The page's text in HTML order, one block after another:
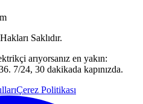
Saklıdır.
arıyorsanız en yakın:
7/24, 30 dakikada kapınızda.
Çerez Politikası